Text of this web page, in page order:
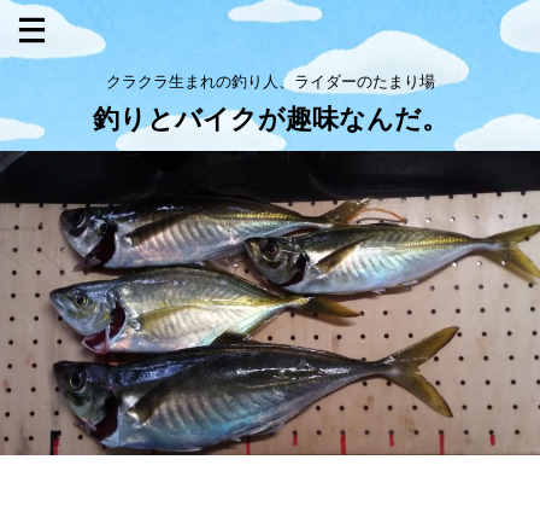
クラクラ生まれの釣り人、ライダーのたまり場
釣りとバイクが趣味なんだ。